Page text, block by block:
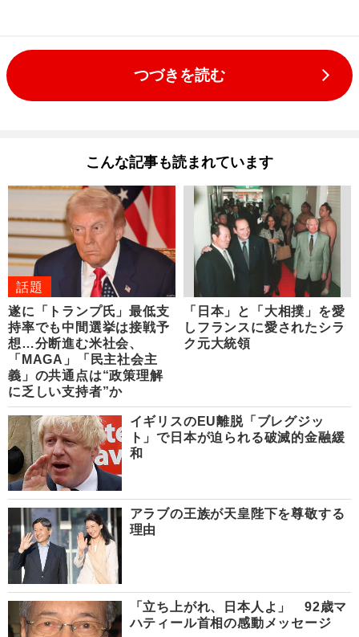
つづきを読む
こんな記事も読まれています
話題
遂に「トランプ氏」最低支
持率でも中間選挙は接戦予
想…分断進む米社会、
「MAGA」「民主社会主
義」の共通点は“政策理解
に乏しい支持者”か
「日本」と「大相撲」を愛
しフランスに愛されたシラ
ク元大統領
イギリスのEU離脱「ブレグジッ
ト」で日本が迫られる破滅的金融緩
和
アラブの王族が天皇陛下を尊敬する
理由
「立ち上がれ、日本人よ」 92歳マ
ハティール首相の感動メッセージ